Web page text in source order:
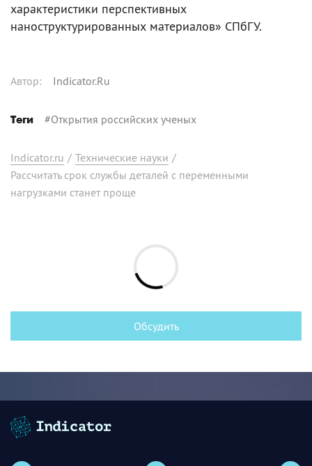
характеристики перспективных
наноструктурированных материалов» СПбГУ.
Автор: Indicator.Ru
Теги #Открытия российских ученых
Indicator.ru / Технические науки /
Рассчитать срок службы деталей с переменными
нагрузками станет проще
Обсудить